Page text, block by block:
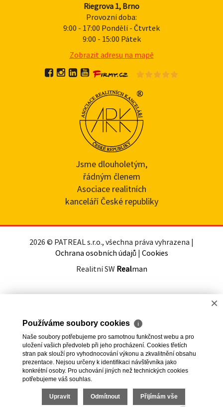
Riegrova 1, Brno
Provozní doba:
9:00 - 17:00 Pondělí - Čtvrtek
9:00 - 15:00 Pátek
Zobrazit adresu na mapě
Jsme dlouholetým,
řádným členem
Asociace realitních
kanceláří České republiky
2026 © PATREAL s.r.o., všechna práva vyhrazena |
Ochrana osobních údajů | Cookies
Realitní SW Realman
×
Používáme soubory cookies ℹ
Naše soubory potřebujeme pro samotnou funkčnost webu a pro
uložení vašich předvoleb při jeho procházení. Cookies třetích
stran pak slouží pro vyhodnocování výkonu a zkvalitnění obsahu
prezentace. Nejsou určeny k identifikaci návštěvníka jako
konkrétní osoby. Pro uchování jiných než technických cookies
potřebujeme váš souhlas.
Upravit Odmítnout Přijímám vše